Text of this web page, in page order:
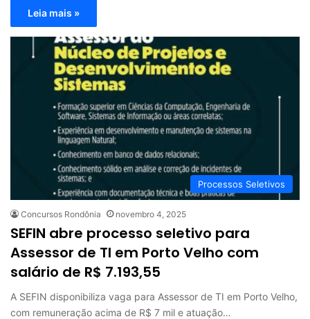
Leia mais »
Processos Seletivos
Concursos Rondônia novembro 4, 2025
SEFIN abre processo seletivo para
Assessor de TI em Porto Velho com
salário de R$ 7.193,55
A SEFIN disponibiliza vaga para Assessor de TI em Porto Velho,
com remuneração acima de R$ 7 mil e atuação…